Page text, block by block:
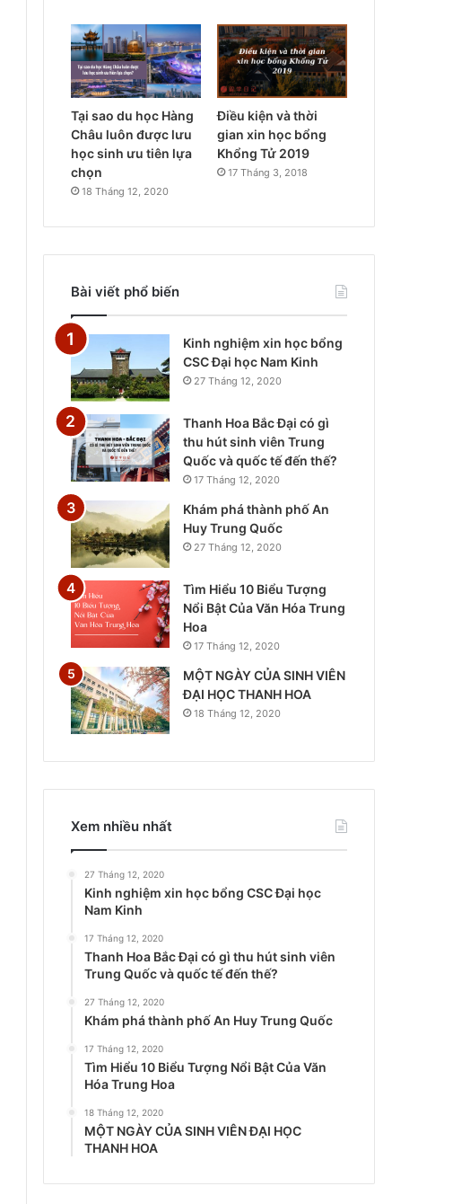
Tại sao du học Hàng
Châu luôn được lưu
học sinh ưu tiên lựa
chọn
18 Tháng 12, 2020
Điều kiện và thời
gian xin học bổng
Khổng Tử 2019
17 Tháng 3, 2018
Bài viết phổ biến
Kinh nghiệm xin học bổng
CSC Đại học Nam Kinh
27 Tháng 12, 2020
Thanh Hoa Bắc Đại có gì
thu hút sinh viên Trung
Quốc và quốc tế đến thế?
17 Tháng 12, 2020
Khám phá thành phố An
Huy Trung Quốc
27 Tháng 12, 2020
Tìm Hiểu 10 Biểu Tượng
Nổi Bật Của Văn Hóa Trung
Hoa
17 Tháng 12, 2020
MỘT NGÀY CỦA SINH VIÊN
ĐẠI HỌC THANH HOA
18 Tháng 12, 2020
Xem nhiều nhất
27 Tháng 12, 2020
Kinh nghiệm xin học bổng CSC Đại học
Nam Kinh
17 Tháng 12, 2020
Thanh Hoa Bắc Đại có gì thu hút sinh viên
Trung Quốc và quốc tế đến thế?
27 Tháng 12, 2020
Khám phá thành phố An Huy Trung Quốc
17 Tháng 12, 2020
Tìm Hiểu 10 Biểu Tượng Nổi Bật Của Văn
Hóa Trung Hoa
18 Tháng 12, 2020
MỘT NGÀY CỦA SINH VIÊN ĐẠI HỌC
THANH HOA